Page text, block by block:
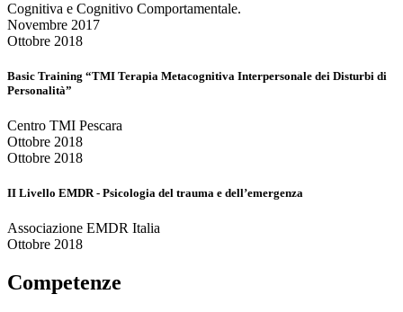
Cognitiva e Cognitivo Comportamentale.
Novembre 2017
Ottobre 2018
Basic Training “TMI Terapia Metacognitiva Interpersonale dei Disturbi di
Personalità”
Centro TMI Pescara
Ottobre 2018
Ottobre 2018
II Livello EMDR - Psicologia del trauma e dell’emergenza
Associazione EMDR Italia
Ottobre 2018
Competenze